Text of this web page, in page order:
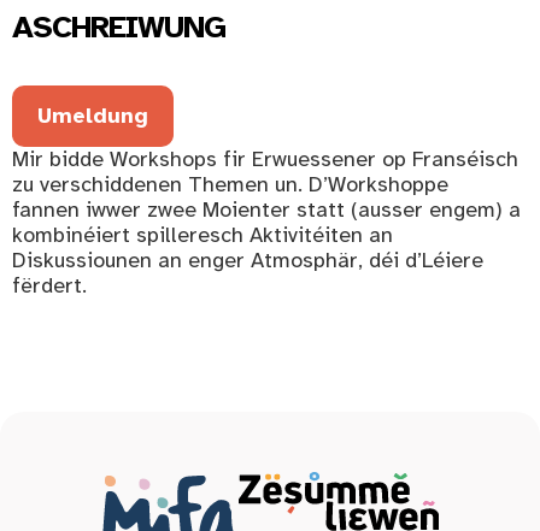
ASCHREIWUNG
Umeldung
Mir bidde Workshops fir Erwuessener op Franséisch
zu verschiddenen Themen un. D’Workshoppe
fannen iwwer zwee Moienter statt (ausser engem) a
kombinéiert spilleresch Aktivitéiten an
Diskussiounen an enger Atmosphär, déi d’Léiere
fërdert.